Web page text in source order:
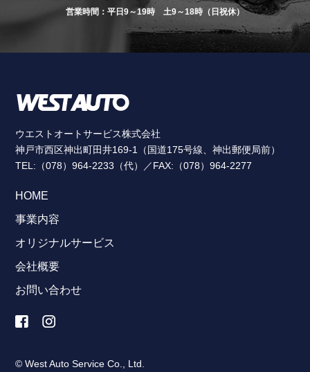
営業時間：平日9～19時 土9～18時（日祝休）
ウエストオートサービス株式会社
神戸市西区神出町田井169-1（国道175号線、神出郵便局前）
TEL:（078）964-2233（代）／FAX:（078）964-2277
HOME
事業内容
オリジナルサービス
会社概要
お問い合わせ
© West Auto Service Co., Ltd.